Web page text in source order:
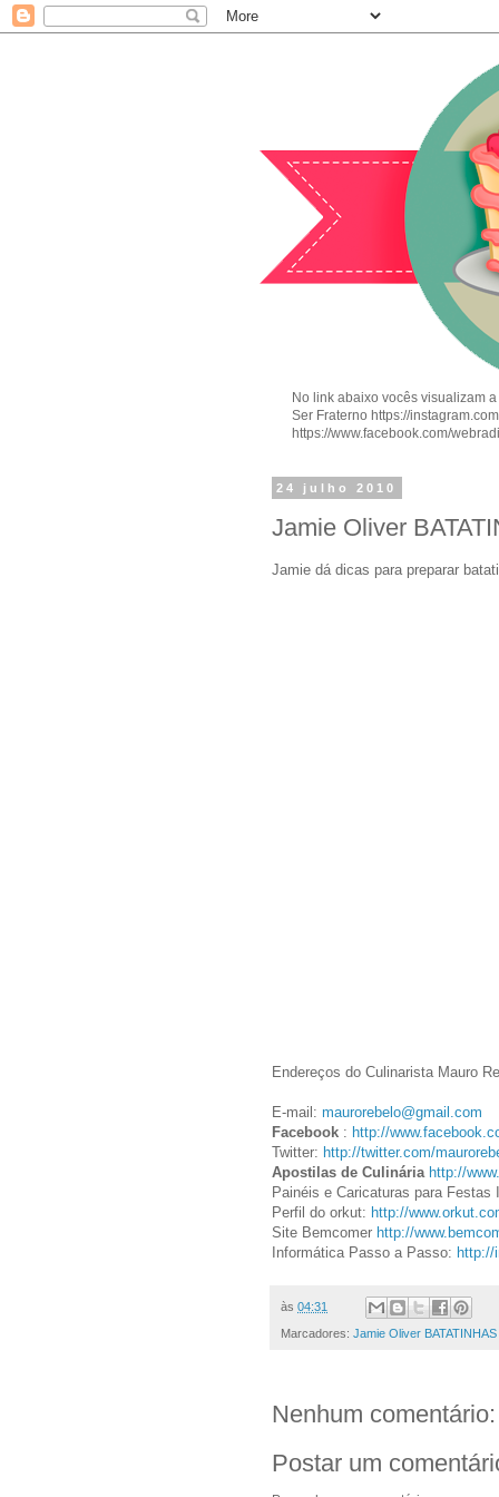
No link abaixo vocês visualizam
Ser Fraterno https://
https://www.facebook.com/
24 julho 2010
Jamie Oliver
Jamie dá dicas para preparar
Endereços do Culinarista Mauro
E-mail: maurorebelo@gmail.com
Facebook : http://
Twitter: http://twitter.com/
Apostilas de Culinária http://
Painéis e Caricaturas para
Perfil do orkut: http://
Site Bemcomer http://
Informática Passo a Passo: http://
às 04:31
Marcadores: Jamie Oliver BATATINHAS
Nenhum comentário:
Postar um